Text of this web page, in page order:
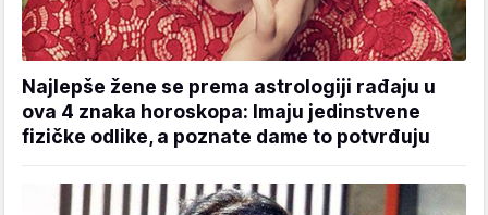
Najlepše žene se prema astrologiji rađaju u
ova 4 znaka horoskopa: Imaju jedinstvene
fizičke odlike, a poznate dame to potvrđuju